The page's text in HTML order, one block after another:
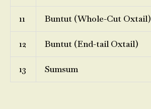
11 Buntut (Whole-Cut Oxtail)
12 Buntut (End-tail Oxtail)
13 Sumsum